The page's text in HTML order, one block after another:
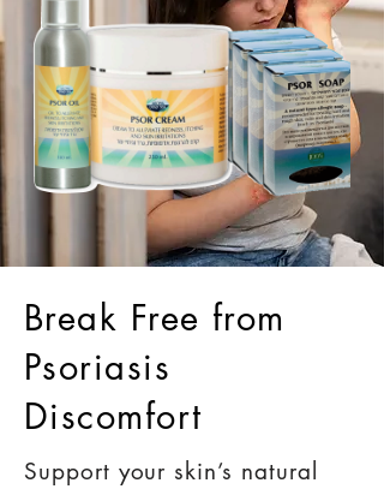
Break Free from
Psoriasis
Discomfort
Support your skin’s natural